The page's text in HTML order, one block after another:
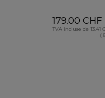
179.00 CHF
TVA incluse de 13.41
(